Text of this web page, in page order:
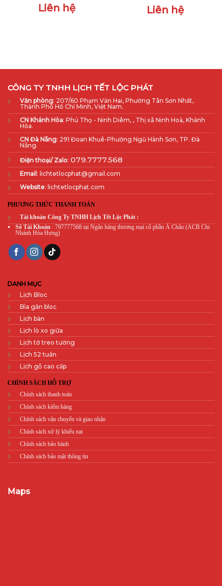
Liên hệ Liên hệ
CÔNG TY TNHH LỊCH TẾT LỘC PHÁT
Văn phòng: 207/60 Phạm Văn Hai, Phường Tân Sơn Nhất,
Thành Phố Hồ Chí Minh, Việt Nam.
CN Khánh Hòa: Phú Thọ - Ninh Diêm, , Thị xã Ninh Hoà, Khánh
Hòa.
CN Đà Nẵng: 291 Đoan Khuê-Phường Ngũ Hành Sơn, TP. Đà
Nẵng.
Điện thoại/ Zalo: 079.7777.568
Email : lichtetlocphat@gmail.com
Website: lichtetlocphat.com
PHƯƠNG THỨC THANH TOÁN
Tài khoản Công Ty TNHH Lịch Tết Lộc Phát :
Số Tài Khoản : 797777568 tại Ngân hàng thương mại cổ phần Á Châu (ACB Chi
Nhánh Hòa Hưng)
DANH MỤC
Lịch Bloc
Bìa gắn bloc
Lịch bàn
Lịch lò xo giữa
Lịch tờ treo tường
Lịch 52 tuần
Lịch gỗ cao cấp
CHÍNH SÁCH HỖ TRỢ
Chính sách thanh toán
Chính sách kiểm hàng
Chính sách vận chuyển và giao nhận
Chính sách xử lý khiếu nại
Chính sách bảo hành
Chính sách bảo mật thông tin
Maps